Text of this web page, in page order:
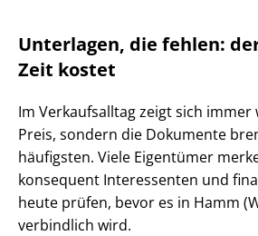
Unterlagen, die fehlen:
Zeit kostet
Im Verkaufsalltag zeigt sich
Preis, sondern die Dokumente
häufigsten. Viele Eigentümer
konsequent Interessenten und
heute prüfen, bevor es in Hamm
verbindlich wird.